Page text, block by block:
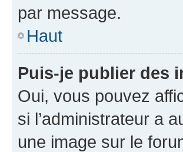
par message.
Haut
Puis-je publier des
Oui, vous pouvez
si l’administrateur a
une image sur le